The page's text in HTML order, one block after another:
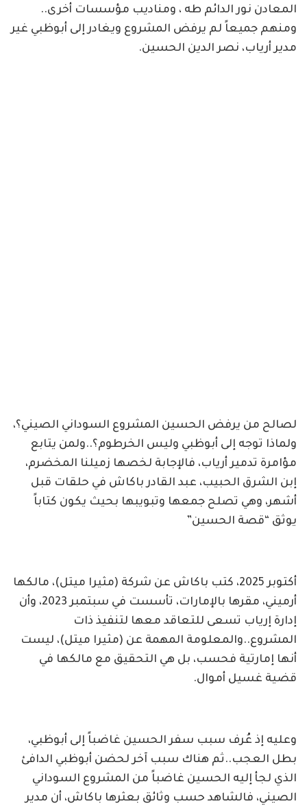
المعادن نور الدائم طه ، ومناديب مؤسسات أخرى..
ومنهم جميعاً لم يرفض المشروع ويغادر إلى أبوظبي غير
مدير أرياب، نصر الدين الحسين.
لصالح من يرفض الحسين المشروع السوداني الصيني؟،
ولماذا توجه إلى أبوظبي وليس الخرطوم؟..ولمن يتابع
مؤامرة تدمير أرياب، فالإجابة لخصها زميلنا المخضرم،
إبن الشرق الحبيب، عبد القادر باكاش في حلقات قبل
أشهر، وهي تصلح جمعها وتبويبها بحيث يكون كتاباً
يوثق “قصة الحسين”
أكتوبر 2025، كتب باكاش عن شركة (مثيرا ميتل)، مالكها
أرميني، مقرها بالإمارات، تأسست في سبتمبر 2023، وأن
إدارة إرياب تسعى للتعاقد معها لتنفيذ ذات
المشروع..والمعلومة المهمة عن (مثيرا ميتل)، ليست
أنها إمارتية فحسب، بل هي التحقيق مع مالكها في
قضية غسيل أموال.
وعليه إذ عُرف سبب سفر الحسين غاضباً إلى أبوظبي،
بطل العجب..ثم هناك سبب آخر لحضن أبوظبي الدافئ
الذي لجأ إليه الحسين غاضباً من المشروع السوداني
الصيني، فالشاهد حسب وثائق بعثرها باكاش، أن مدير